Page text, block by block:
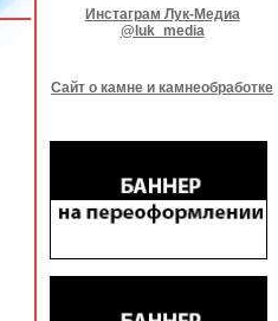
Инстаграм Лук-Медиа
@luk_media
Сайт о камне и камнеобработке